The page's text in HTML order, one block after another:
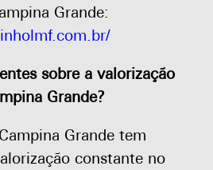
Grande:
sobre a valorização
Grande?
Grande tem
constante no